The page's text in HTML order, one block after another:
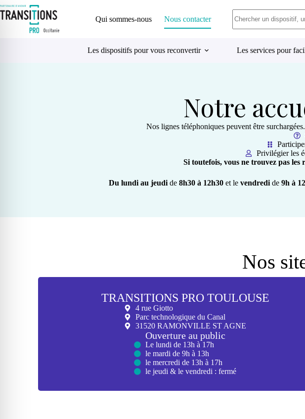
Qui sommes-nous Nous contacter
Les dispositifs pour vous reconvertir Les services pour
Notre
Nos lignes téléphoniques peuvent être
Privilégier les
Si toutefois, vous ne trouvez pas les
Du lundi au jeudi de 8h30 à 12h30 et le vendredi de 9h à
Nos
TRANSITIONS PRO TOULOUSE
4 rue Giotto
Parc technologique du Canal
31520 RAMONVILLE ST AGNE
Ouverture au public
Le lundi de 13h à 17h
le mardi de 9h à 13h
le mercredi de 13h à 17h
le jeudi & le vendredi : fermé